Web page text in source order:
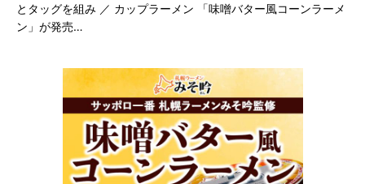
とタッグを組み ／ カップラーメン 「味噌バター風コーンラーメ
ン」が発売…